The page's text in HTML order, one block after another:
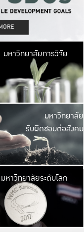
มหาวิ
มีพื้นที่เขียวสดใส
เป็นป่าในเมือง เกษต
มหาวิทยาลัยการวิจัย
มหาวิ
ค
เปิดประ
และพบเรื่องราวใ
มหาวิทยาลัย
รับผิดชอบต่อสังคม
มหาวิ
เปลี่ยนแปลง แล
เพื่อทำง
ระบบสารสนเทศ
มหาวิทยาลัยระดับโลก